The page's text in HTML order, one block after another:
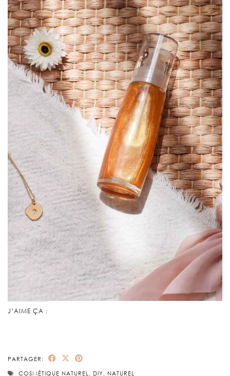
J’AIME ÇA :
PARTAGER:
COSMÉTIQUE NATUREL DIY NATUREL